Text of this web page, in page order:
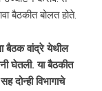
बैठकीत बोलत होते.
बैठक वांद्रे येथील
घेतली. या बैठकीत
विभागाचे